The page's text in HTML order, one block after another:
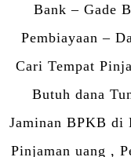
Bank – Gade
Pembiayaan –
Cari Tempat
Butuh dana
Jaminan BPKB
Pinjaman uang ,